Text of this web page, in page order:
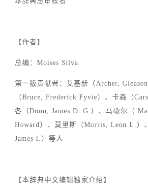
【作者】
总编：Moises Silva
第一版贡献者：艾基新（Archer,
（Bruce, Frederick Fyvie）、卡森（
各（Dunn, James D. G.）、马歇尔（
Howard）、莫里斯（Morris, Leon L.）
James I.）等人
【本辞典中文编辑独家介绍】